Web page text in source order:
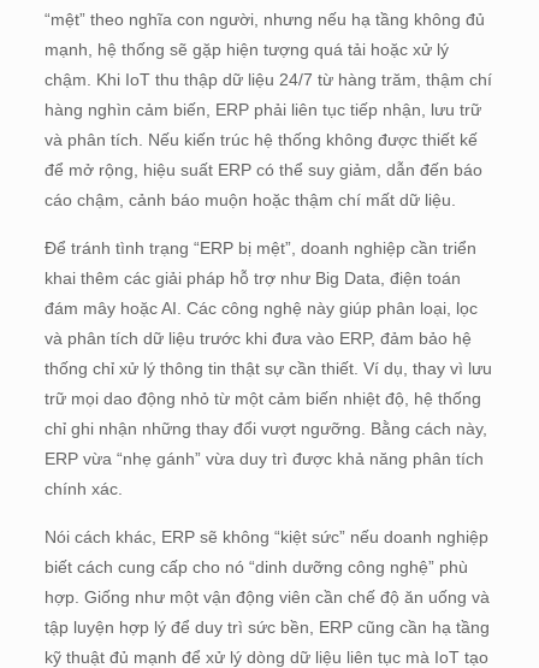
“mệt” theo nghĩa con người, nhưng nếu hạ tầng không đủ
mạnh, hệ thống sẽ gặp hiện tượng quá tải hoặc xử lý
chậm. Khi IoT thu thập dữ liệu 24/7 từ hàng trăm, thậm chí
hàng nghìn cảm biến, ERP phải liên tục tiếp nhận, lưu trữ
và phân tích. Nếu kiến trúc hệ thống không được thiết kế
để mở rộng, hiệu suất ERP có thể suy giảm, dẫn đến báo
cáo chậm, cảnh báo muộn hoặc thậm chí mất dữ liệu.
Để tránh tình trạng “ERP bị mệt”, doanh nghiệp cần triển
khai thêm các giải pháp hỗ trợ như Big Data, điện toán
đám mây hoặc AI. Các công nghệ này giúp phân loại, lọc
và phân tích dữ liệu trước khi đưa vào ERP, đảm bảo hệ
thống chỉ xử lý thông tin thật sự cần thiết. Ví dụ, thay vì lưu
trữ mọi dao động nhỏ từ một cảm biến nhiệt độ, hệ thống
chỉ ghi nhận những thay đổi vượt ngưỡng. Bằng cách này,
ERP vừa “nhẹ gánh” vừa duy trì được khả năng phân tích
chính xác.
Nói cách khác, ERP sẽ không “kiệt sức” nếu doanh nghiệp
biết cách cung cấp cho nó “dinh dưỡng công nghệ” phù
hợp. Giống như một vận động viên cần chế độ ăn uống và
tập luyện hợp lý để duy trì sức bền, ERP cũng cần hạ tầng
kỹ thuật đủ mạnh để xử lý dòng dữ liệu liên tục mà IoT tạo